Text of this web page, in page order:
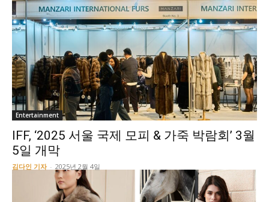
Entertainment
IFF, ‘2025 서울 국제 모피 & 가죽 박람회’ 3월
5일 개막
김다인 기자 - 2025년 2월 4일